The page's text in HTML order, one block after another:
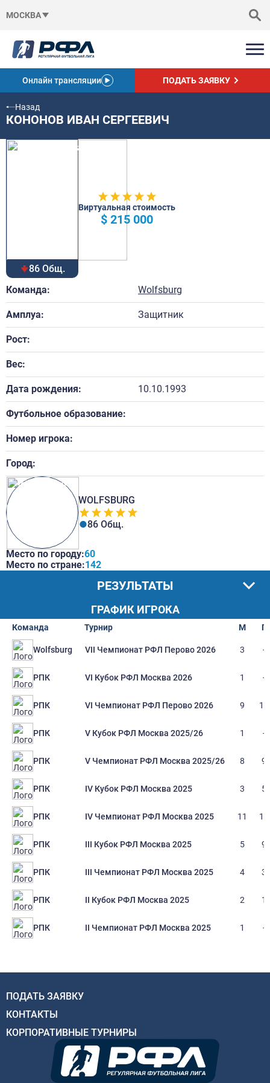
МОСКВА
Онлайн трансляции ПОДАТЬ ЗАЯВКУ
Назад
КОНОНОВ ИВАН СЕРГЕЕВИЧ
86 Общ.
Виртуальная стоимость
$ 215 000
Команда: Wolfsburg
Амплуа: Защитник
Рост:
Вес:
Дата рождения: 10.10.1993
Футбольное образование:
Номер игрока:
Город:
WOLFSBURG
86 Общ.
Место по городу:60
Место по стране:142
РЕЗУЛЬТАТЫ
ГРАФИК ИГРОКА
Команда Турнир М Г
Wolfsburg VII Чемпионат РФЛ Перово 2026 3 -
РПК VI Кубок РФЛ Москва 2026 1 -
РПК VI Чемпионат РФЛ Перово 2026 9 19
РПК V Кубок РФЛ Москва 2025/26 1 -
РПК V Чемпионат РФЛ Москва 2025/26 8 9
РПК IV Кубок РФЛ Москва 2025 3 5
РПК IV Чемпионат РФЛ Москва 2025 11 11
РПК III Кубок РФЛ Москва 2025 5 9
РПК III Чемпионат РФЛ Москва 2025 4 3
РПК II Кубок РФЛ Москва 2025 2 1
РПК II Чемпионат РФЛ Москва 2025 1 -
ПОДАТЬ ЗАЯВКУ
КОНТАКТЫ
КОРПОРАТИВНЫЕ ТУРНИРЫ